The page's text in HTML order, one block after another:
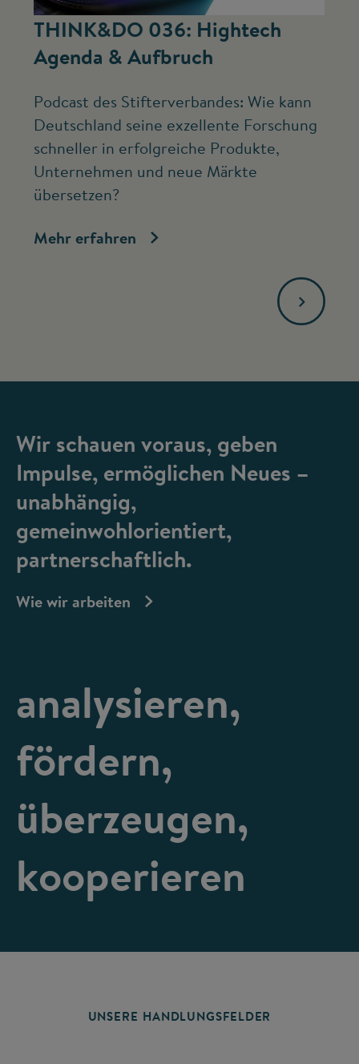
THINK&DO 036: Hightech
Agenda & Aufbruch
Podcast des Stifterverbandes: Wie kann
Deutschland seine exzellente Forschung
schneller in erfolgreiche Produkte,
Unternehmen und neue Märkte
übersetzen?
Mehr erfahren
Wir schauen voraus, geben
Impulse, ermöglichen Neues –
unabhängig,
gemeinwohlorientiert,
partnerschaftlich.
Wie wir arbeiten
analysieren,
fördern,
überzeugen,
kooperieren
UNSERE HANDLUNGSFELDER